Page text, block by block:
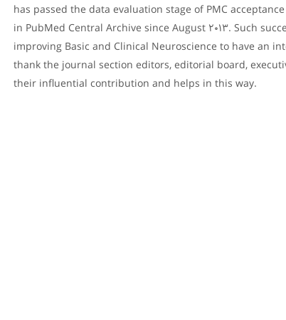
has passed the data evaluation stage of PMC
in PubMed Central Archive since August 2013. Such
improving Basic and Clinical Neuroscience to have an
thank the journal section editors, editorial board,
their influential contribution and helps in this way.